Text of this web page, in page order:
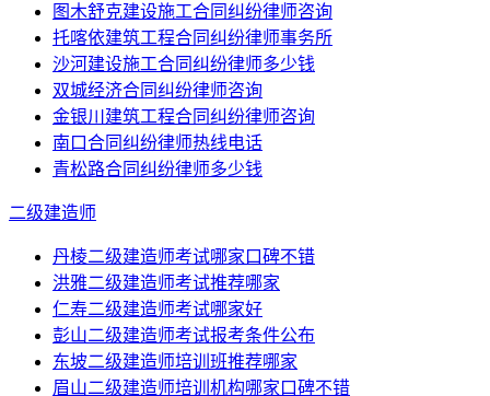
图木舒克建设施工合同纠纷律师咨询
托喀依建筑工程合同纠纷律师事务所
沙河建设施工合同纠纷律师多少钱
双城经济合同纠纷律师咨询
金银川建筑工程合同纠纷律师咨询
南口合同纠纷律师热线电话
青松路合同纠纷律师多少钱
二级建造师
丹棱二级建造师考试哪家口碑不错
洪雅二级建造师考试推荐哪家
仁寿二级建造师考试哪家好
彭山二级建造师考试报考条件公布
东坡二级建造师培训班推荐哪家
眉山二级建造师培训机构哪家口碑不错